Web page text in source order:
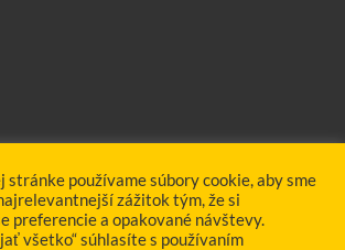
stránke používame súbory cookie, aby sme
zážitok tým, že si
preferencie a opakované návštevy.
všetko“ súhlasíte s používaním